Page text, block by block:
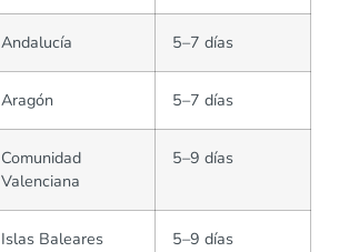
Andalucía 5–7 días
Aragón 5–7 días
Comunidad
Valenciana
5–9 días
Islas Baleares 5–9 días